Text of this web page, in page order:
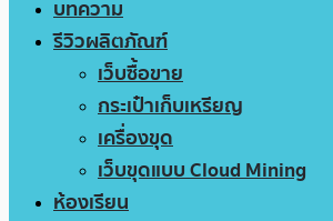
บทความ
รีวิวผลิตภัณฑ์
เว็บซื้อขาย
กระเป๋าเก็บเหรียญ
เครื่องขุด
เว็บขุดแบบ Cloud Mining
ห้องเรียน